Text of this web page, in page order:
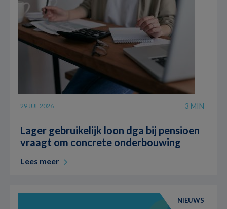
29 JUL 2026 3 MIN
Lager gebruikelijk loon dga bij pensioen
vraagt om concrete onderbouwing
Lees meer
NIEUWS